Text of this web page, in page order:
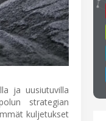
ja uusiutuvilla
strategian
kuljetukset